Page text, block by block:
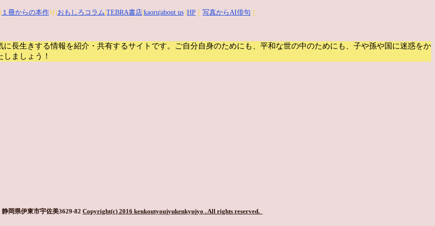
１冊からの本作 り| おもしろコラム TEBRA書店 kaoru |about us HP 写真からAI俳句
長生きする情報を紹介・共有するサイトです。
ご自分自身のためにも、平和な世の中のためにも、子や孫や国に迷惑をか
ましょう！
岡県伊東市宇佐美3629-82 Copyright(c) 2016 kenkoutyoujyukenkyujyo . All rights reserved.